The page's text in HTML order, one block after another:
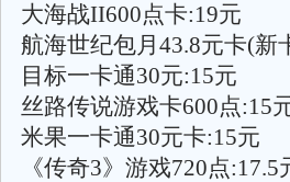
大海战II600点卡:19元
航海世纪包月43.8元卡(新
目标一卡通30元:15元
丝路传说游戏卡600点:15
米果一卡通30元卡:15元
《传奇3》游戏720点:17.5